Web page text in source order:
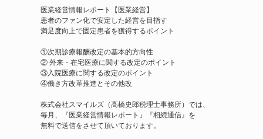
医業経営情報レポート【医業経営】
患者のファン化で安定した経営を目指す
満足度向上で固定患者を獲得するポイント
①次期診療報酬改定の基本的方向性
② 外来・在宅医療に関する改定のポイント
③入院医療に関する改定のポイント
④働き方改革推進とその他改
株式会社スマイルズ（髙橋史郎税理士事務所）では、
毎月、『医業経営情報レポート』『相続通信』を
無料で送信をさせて頂いております。